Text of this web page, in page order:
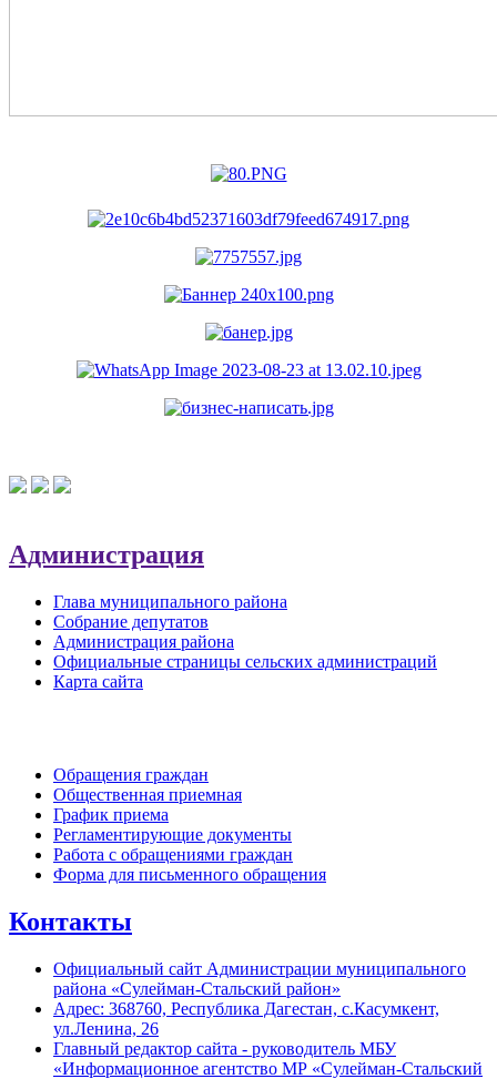
Администрация
Глава муниципального района
Собрание депутатов
Администрация района
Официальные страницы сельских администраций
Карта сайта
Обращения граждан
Общественная приемная
График приема
Регламентирующие документы
Работа с обращениями граждан
Форма для письменного обращения
Контакты
Официальный сайт Администрации муниципального
района «Сулейман-Стальский район»
Адрес: 368760, Республика Дагестан, с.Касумкент,
ул.Ленина, 26
Главный редактор сайта - руководитель МБУ
«Информационное агентство МР «Сулейман-Стальский